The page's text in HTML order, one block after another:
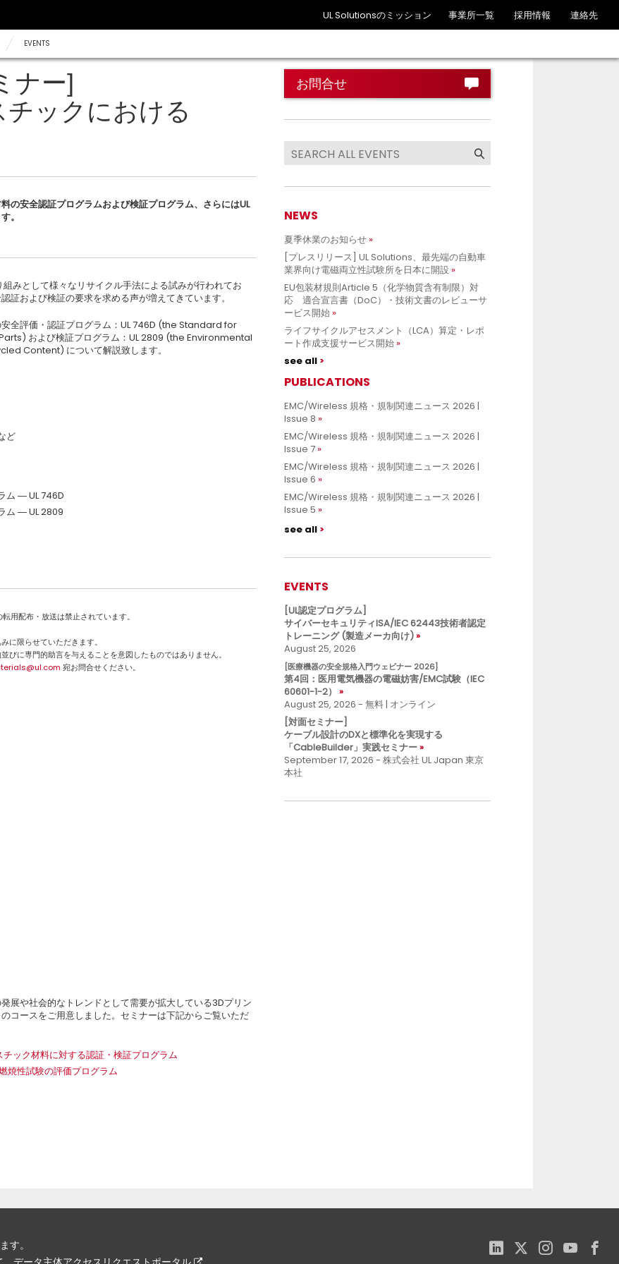
UL Solutionsのミッション 事業所一覧 採用情報 連絡先
EVENTS
ナー]
ックにおける
の安全認証プログラムおよび検証プログラム、さらにはUL
。
みとして様々なリサイクル手法による試みが行われてお
証および検証の要求を求める声が増えてきています。
全評価・認証プログラム：UL 746D (the Standard for
および検証プログラム：UL 2809 (the Environmental
Content) について解説致します。
ど
ム ― UL 746D
ム ― UL 2809
用配布・放送は禁止されています。
に限らせていただきます。
に専門的助言を与えることを意図したものではありません。
宛お問合せください。
展や社会的なトレンドとして需要が拡大している3Dプリン
コースをご用意しました。セミナーは下記からご覧いただ
ック材料に対する認証・検証プログラム
焼性試験の評価プログラム
お問合せ
NEWS
夏季休業のお知らせ
[プレスリリース] UL Solutions、最先端の自動車
業界向け電磁両立性試験所を日本に開設
EU包装材規則Article 5（化学物質含有制限）対
応 適合宣言書（DoC）・技術文書のレビューサ
ービス開始
ライフサイクルアセスメント（LCA）算定・レポ
ート作成支援サービス開始
see all
PUBLICATIONS
EMC/Wireless 規格・規制関連ニュース 2026 |
Issue 8
EMC/Wireless 規格・規制関連ニュース 2026 |
Issue 7
EMC/Wireless 規格・規制関連ニュース 2026 |
Issue 6
EMC/Wireless 規格・規制関連ニュース 2026 |
Issue 5
see all
EVENTS
[UL認定プログラム]
サイバーセキュリティISA/IEC 62443技術者認定
トレーニング (製造メーカ向け)
August 25, 2026
[医療機器の安全規格入門ウェビナー 2026]
第4回：医用電気機器の電磁妨害/EMC試験（IEC
60601-1-2）
August 25, 2026 - 無料 | オンライン
[対面セミナー]
ケーブル設計のDXと標準化を実現する
「CableBuilder」実践セミナー
September 17, 2026 - 株式会社 UL Japan 東京
本社
す。